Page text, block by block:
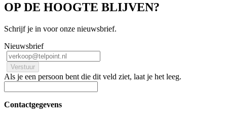
OP DE HOOGTE BLIJVEN?
Schrijf je in voor onze nieuwsbrief.
Nieuwsbrief
Als je een persoon bent die dit veld ziet, laat je het leeg.
Contactgegevens